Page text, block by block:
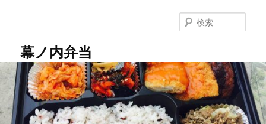
テ
ン
へ
移
幕ノ内弁当
索